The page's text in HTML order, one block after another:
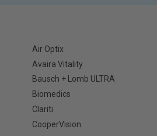
Air Optix
Avaira Vitality
Bausch + Lomb ULTRA
Biomedics
Clariti
CooperVision